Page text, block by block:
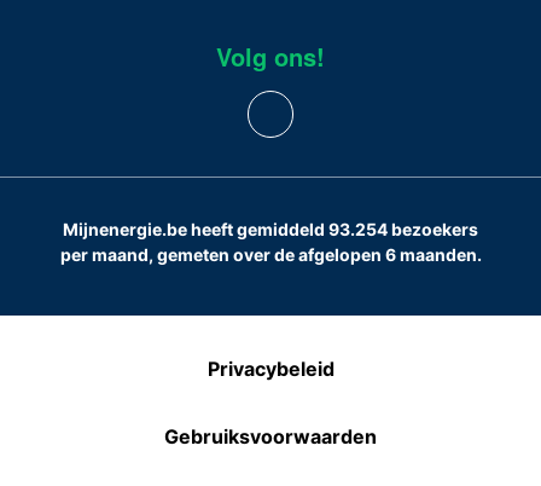
Volg ons!
Mijnenergie.be heeft gemiddeld 93.254 bezoekers
per maand, gemeten over de afgelopen 6 maanden.
Privacybeleid
Gebruiksvoorwaarden